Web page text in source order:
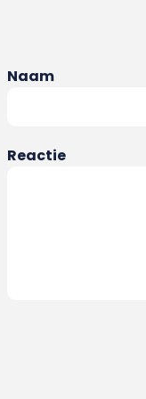
Naam
Reactie